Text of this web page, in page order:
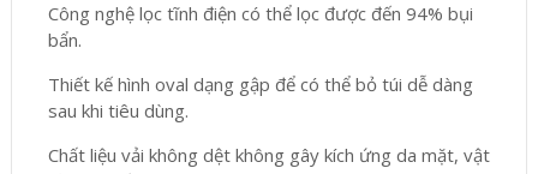
Công nghệ lọc tĩnh điện có thể lọc được đến 94% bụi
bẩn.
Thiết kế hình oval dạng gập để có thể bỏ túi dễ dàng
sau khi tiêu dùng.
Chất liệu vải không dệt không gây kích ứng da mặt, vật